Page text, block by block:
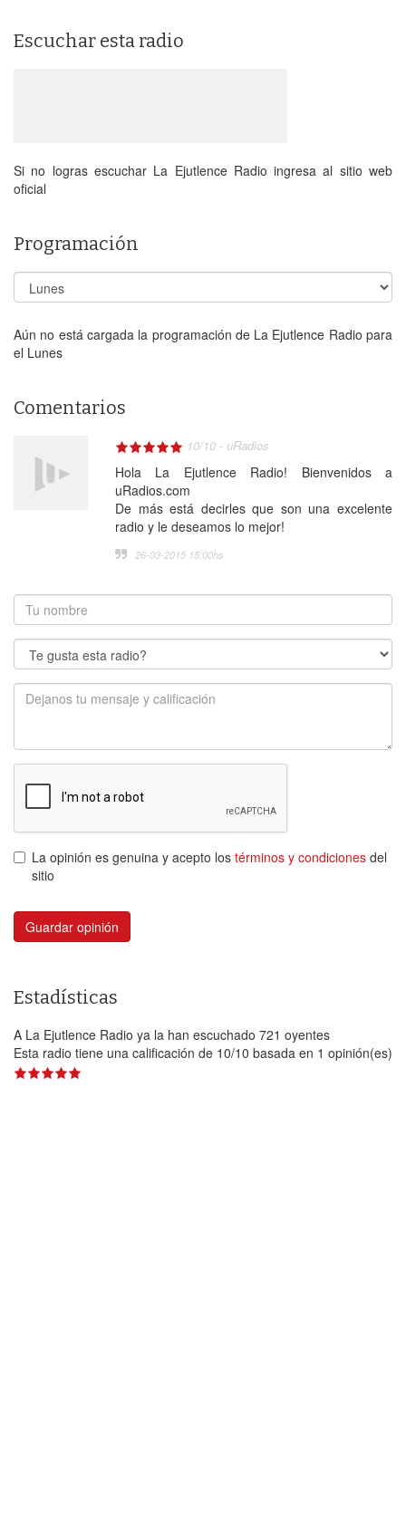
Escuchar esta radio
Si no logras escuchar La Ejutlence Radio ingresa al sitio web
oficial
Programación
Aún no está cargada la programación de La Ejutlence Radio para
el Lunes
Comentarios
10/10 - uRadios
Hola La Ejutlence Radio! Bienvenidos a
uRadios.com
De más está decirles que son una excelente
radio y le deseamos lo mejor!
26-03-2015 15:00hs
La opinión es genuina y acepto los términos y condiciones del
sitio
Guardar opinión
Estadísticas
A La Ejutlence Radio ya la han escuchado 721 oyentes
Esta radio tiene una calificación de 10/10 basada en 1 opinión(es)